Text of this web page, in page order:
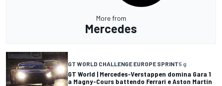
More from
Mercedes
GT WORLD CHALLENGE EUROPE SPRINT5 g
GT World | Mercedes-Verstappen domina Gara 1
a Magny-Cours battendo Ferrari e Aston Martin